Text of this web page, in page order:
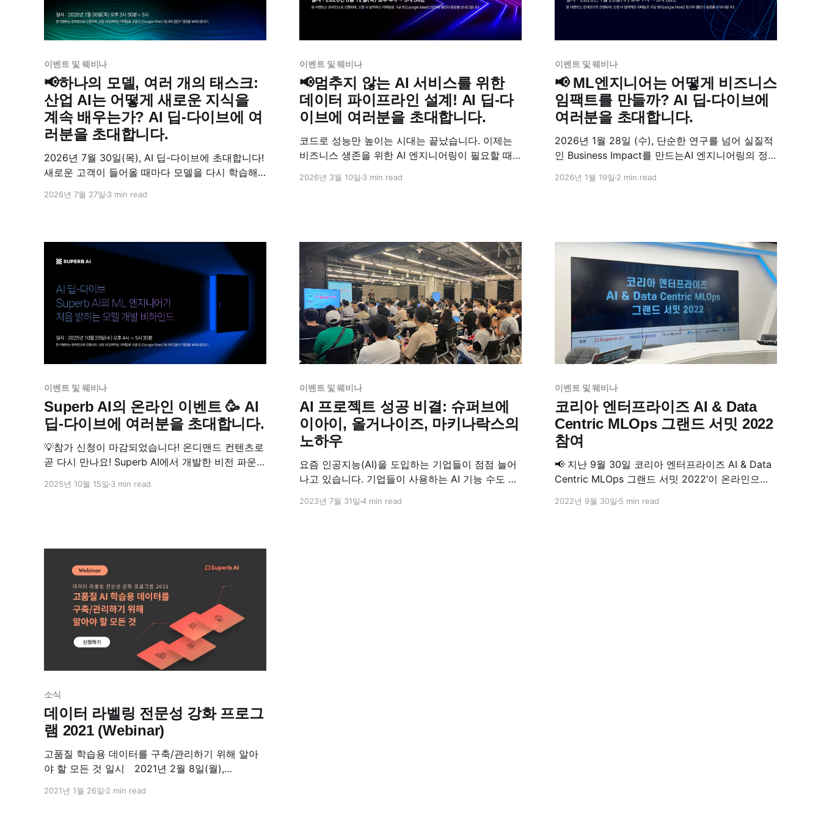
이벤트 및 웨비나
📢하나의 모델, 여러 개의 태스크:
산업 AI는 어떻게 새로운 지식을
계속 배우는가? AI 딥-다이브에 여
러분을 초대합니다.
2026년 7월 30일(목), AI 딥-다이브에 초대합니다!
새로운 고객이 들어올 때마다 모델을 다시 학습해
델이 새로운 도메인 지식을 학습하며 확장되는 과
개합니다. 🔥 지금 바로 신청하기 산업 현장의 AI는
한 번
2026년 7월 27일 3 min read
이벤트 및 웨비나
📢멈추지 않는 AI 서비스를 위한
데이터 파이프라인 설계! AI 딥-다
이브에 여러분을 초대합니다.
코드로 성능만 높이는 시대는 끝났습니다. 이제는
비즈니스 생존을 위한 AI 엔지니어링이 필요할 때
엔드 설계를 담당하는 이민준 엔지니어가 슈퍼브
가 소요되는 작업을 1만 장
2026년 3월 10일 3 min read
이벤트 및 웨비나
📢 ML엔지니어는 어떻게 비즈니스
임팩트를 만들까? AI 딥-다이브에
여러분을 초대합니다.
2026년 1월 28일 (수), 단순한 연구를 넘어 실질적
인 Business Impact를 만드는AI 엔지니어링의 정
2026년 첫 번째 'AI 딥-다이브'를 시작합니다. R&D
2026년 1월 19일 2 min read
이벤트 및 웨비나
Superb AI의 온라인 이벤트 🥳 AI
딥-다이브에 여러분을 초대합니다.
💡참가 신청이 마감되었습니다! 온디맨드 컨텐츠로
곧 다시 만나요! Superb AI에서 개발한 비전 파운데
디어 공개합니다! CVPR 2025 공식 AI 챌린지 준
엔지니어가 직접
2025년 10월 15일 3 min read
이벤트 및 웨비나
AI 프로젝트 성공 비결: 슈퍼브에
이아이, 올거나이즈, 마키나락스의
노하우
요즘 인공지능(AI)을 도입하는 기업들이 점점 늘어
나고 있습니다. 기업들이 사용하는 AI 기능 수도 4
도입이 성공적으로 이뤄지는 건 아닙니다. 프로토
2023년 7월 31일 4 min read
이벤트 및 웨비나
코리아 엔터프라이즈 AI & Data
Centric MLOps 그랜드 서밋 2022
참여
📢 지난 9월 30일 코리아 엔터프라이즈 AI & Data
Centric MLOps 그랜드 서밋 2022’이 온라인으로
로 참석했어요. 예정했던 참가자보다 많은 분들이
2022년 9월 30일 5 min read
소식
데이터 라벨링 전문성 강화 프로그
램 2021 (Webinar)
‍고품질 학습용 데이터를 구축/관리하기 위해 알아
야 할 모든 것 일시 2021년 2월 8일(월),
공부문 인공지능 학습용 데이터 구축 사업에 대한
2021년 1월 26일 2 min read